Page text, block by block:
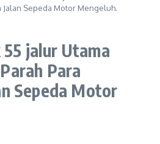
Jalan Sepeda Motor Mengeluh.
55 jalur Utama
Para
Sepeda Motor